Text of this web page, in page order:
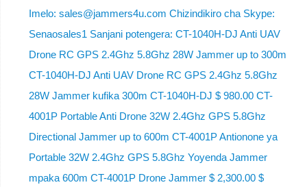
Imelo: sales@jammers4u.com Chizindikiro cha Skype:
Senaosales1 Sanjani potengera: CT-1040H-DJ Anti UAV
Drone RC GPS 2.4Ghz 5.8Ghz 28W Jammer up to 300m
CT-1040H-DJ Anti UAV Drone RC GPS 2.4Ghz 5.8Ghz
28W Jammer kufika 300m CT-1040H-DJ $ 980.00 CT-
4001P Portable Anti Drone 32W 2.4Ghz GPS 5.8Ghz
Directional Jammer up to 600m CT-4001P Antionone ya
Portable 32W 2.4Ghz GPS 5.8Ghz Yoyenda Jammer
mpaka 600m CT-4001P Drone Jammer $ 2,300.00 $